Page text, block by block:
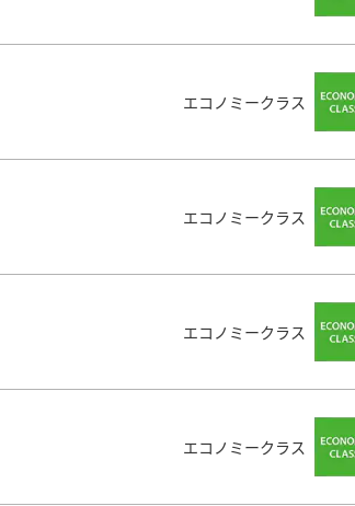
エコノミークラス
エコノミークラス
エコノミークラス
エコノミークラス